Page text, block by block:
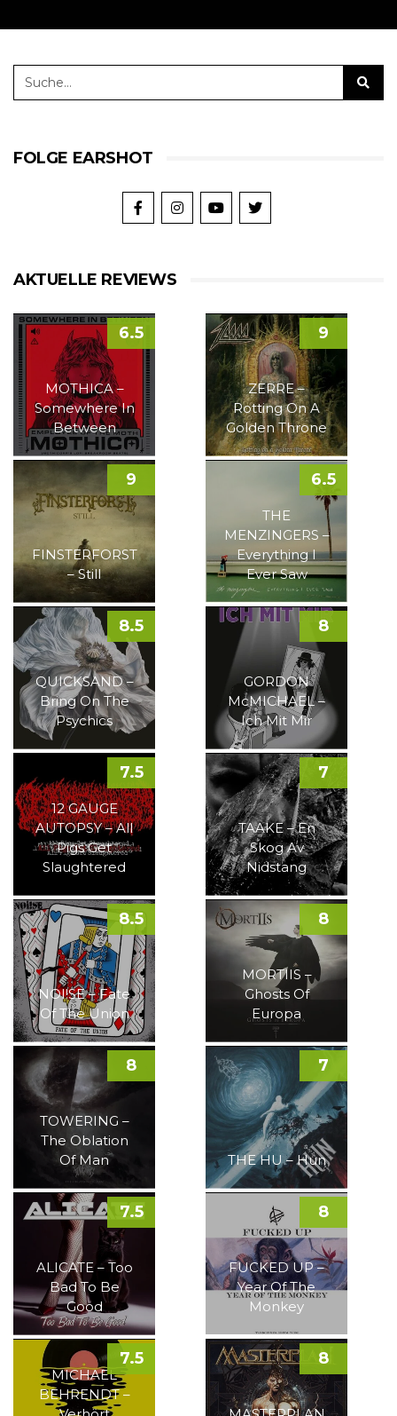
FOLGE EARSHOT
AKTUELLE REVIEWS
MOTHICA –
Somewhere In
Between
6.5
ZERRE –
Rotting On A
Golden Throne
9
FINSTERFORST
– Still
9
THE
MENZINGERS –
Everything I
Ever Saw
6.5
QUICKSAND –
Bring On The
Psychics
8.5
GORDON
McMICHAEL –
Ich Mit Mir
8
12 GAUGE
AUTOPSY – All
Pigs Get
Slaughtered
7.5
TAAKE – En
Skog Av
Nidstang
7
NOI!SE – Fate
Of The Union
8.5
MORTIIS –
Ghosts Of
Europa
8
TOWERING –
The Oblation
Of Man
8
THE HU – Hun
7
ALICATE – Too
Bad To Be
Good
7.5
FUCKED UP –
Year Of The
Monkey
8
MICHAEL
BEHRENDT –
7.5 8